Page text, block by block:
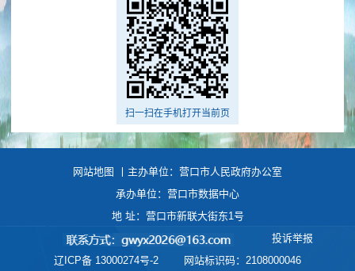
扫一扫在手机打开当前页
网站地图
丨主办单位：营口市人民政府办公室
承办单位：营口市数据中心
地 址：营口市新联大街东1号
投诉举报
辽ICP备 13000274号-2
网站标识码：2108000046